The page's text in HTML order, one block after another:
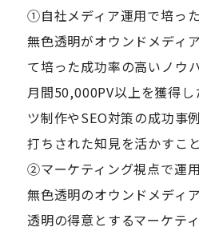
①自社メディア運用で培っ
無色透明がオウンドメディ
て培った成功率の高いノウ
月間50,000PV以上を獲得
ツ制作やSEO対策の成功事
打ちされた知見を活かすこ
②マーケティング視点で運
無色透明のオウンドメディ
透明の得意とするマーケテ